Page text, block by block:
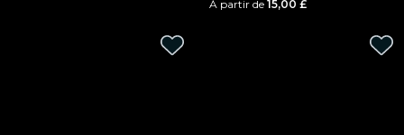
À partir de 15,00 £